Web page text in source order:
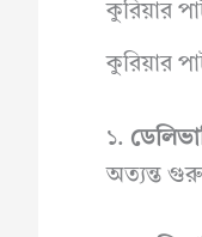
কুরিয়ার
কুরিয়ার
১.
অত্যন্ত